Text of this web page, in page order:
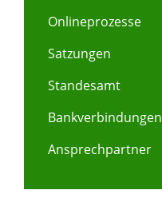
Onlineprozesse
Satzungen
Standesamt
Bankverbindungen
Ansprechpartner